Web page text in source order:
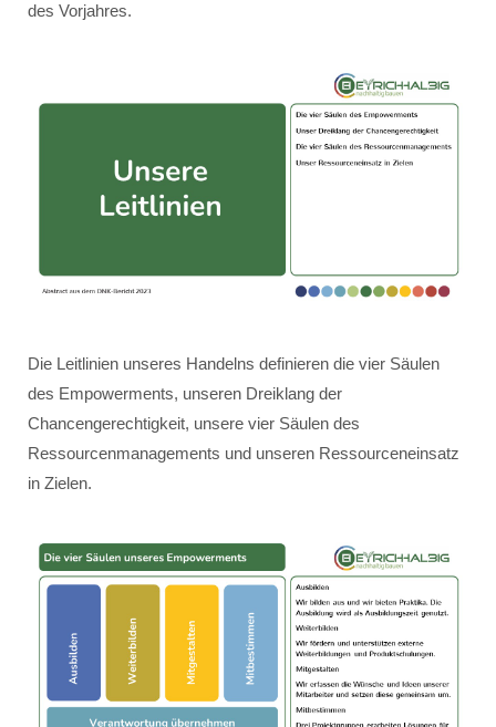
des Vorjahres.
Die Leitlinien unseres Handelns definieren die vier Säulen
des Empowerments, unseren Dreiklang der
Chancengerechtigkeit, unsere vier Säulen des
Ressourcenmanagements und unseren Ressourceneinsatz
in Zielen.